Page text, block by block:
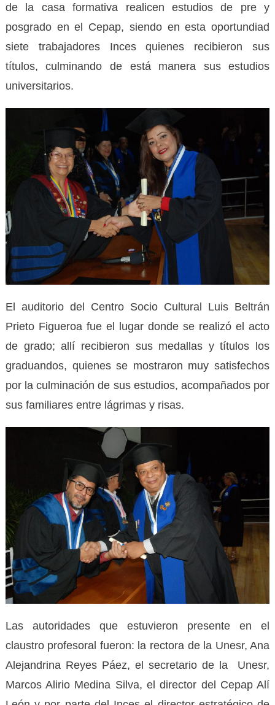
de la casa formativa realicen estudios de pre y
posgrado en el Cepap, siendo en esta oportundiad
siete trabajadores Inces quienes recibieron sus
títulos, culminando de está manera sus estudios
universitarios.
El auditorio del Centro Socio Cultural Luis Beltrán
Prieto Figueroa fue el lugar donde se realizó el acto
de grado; allí recibieron sus medallas y títulos los
graduandos, quienes se mostraron muy satisfechos
por la culminación de sus estudios, acompañados por
sus familiares entre lágrimas y risas.
Las autoridades que estuvieron presente en el
claustro profesoral fueron: la rectora de la Unesr, Ana
Alejandrina Reyes Páez, el secretario de la Unesr,
Marcos Alirio Medina Silva, el director del Cepap Alí